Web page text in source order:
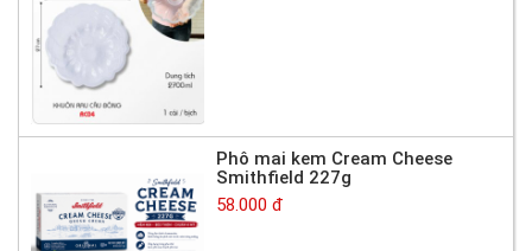
Phô mai kem Cream Cheese
Smithfield 227g
58.000 đ